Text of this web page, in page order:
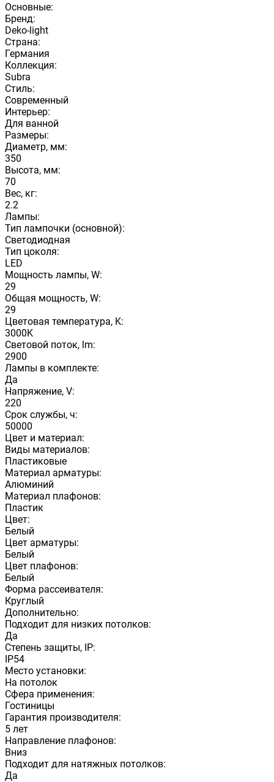
Основные:
Бренд:
Deko-light
Страна:
Германия
Коллекция:
Subra
Стиль:
Современный
Интерьер:
Для ванной
Размеры:
Диаметр, мм:
350
Высота, мм:
70
Вес, кг:
2.2
Лампы:
Тип лампочки (основной):
Светодиодная
Тип цоколя:
LED
Мощность лампы, W:
29
Общая мощность, W:
29
Цветовая температура, K:
3000K
Световой поток, lm:
2900
Лампы в комплекте:
Да
Напряжение, V:
220
Срок службы, ч:
50000
Цвет и материал:
Виды материалов:
Пластиковые
Материал арматуры:
Алюминий
Материал плафонов:
Пластик
Цвет:
Белый
Цвет арматуры:
Белый
Цвет плафонов:
Белый
Форма рассеивателя:
Круглый
Дополнительно:
Подходит для низких потолков:
Да
Степень защиты, IP:
IP54
Место установки:
На потолок
Сфера применения:
Гостиницы
Гарантия производителя:
5 лет
Направление плафонов:
Вниз
Подходит для натяжных потолков:
Да